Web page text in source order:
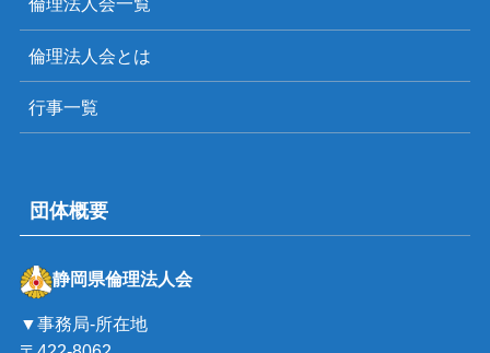
倫理法人会とは
行事一覧
団体概要
静岡県倫理法人会
▼事務局-所在地